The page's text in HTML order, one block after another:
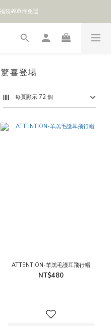
免運
袋🎁單件免運
喜登場
每頁顯示 72 個
ATTENTION-羊羔毛護耳飛行帽
NT$480